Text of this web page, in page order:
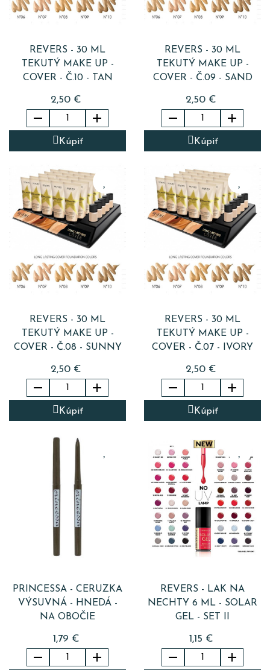
REVERS - 30 ML
TEKUTÝ MAKE UP -
COVER - Č.10 - TAN
2,50 €
 
Kúpiť
REVERS - 30 ML
TEKUTÝ MAKE UP -
COVER - Č.09 - SAND
2,50 €
 
Kúpiť
REVERS - 30 ML
TEKUTÝ MAKE UP -
COVER - Č.08 - SUNNY
2,50 €
 
Kúpiť
REVERS - 30 ML
TEKUTÝ MAKE UP -
COVER - Č.07 - IVORY
2,50 €
 
Kúpiť
PRINCESSA - CERUZKA
VÝSUVNÁ - HNEDÁ -
NA OBOČIE
1,79 €
 
REVERS - LAK NA
NECHTY 6 ML - SOLAR
GEL - SET II
1,15 €
 